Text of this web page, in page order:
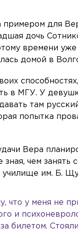
примером для
дочь
времени
домой в
в МГУ. У
там
попытка
Вера
чем занять
училище им. Б.
что у меня не
и
билетом.